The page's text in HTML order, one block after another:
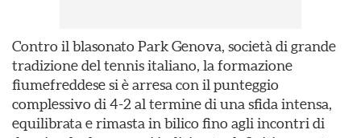
Contro il blasonato Park Genova, società di grande
tradizione del tennis italiano, la formazione
fiumefreddese si è arresa con il punteggio
complessivo di 4-2 al termine di una sfida intensa,
equilibrata e rimasta in bilico fino agli incontri di